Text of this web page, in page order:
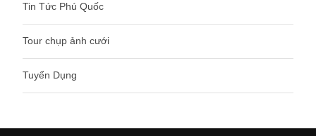
Tin Tức Phú Quốc
Tour chụp ảnh cưới
Tuyển Dụng